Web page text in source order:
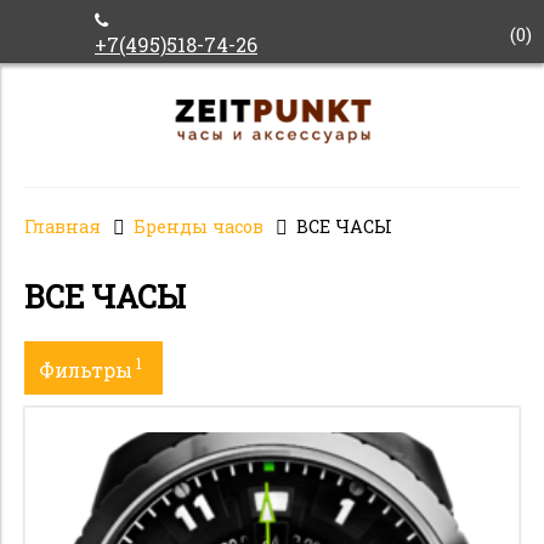
+7(495)518-74-26 (0)
Главная Бренды часов ВСЕ ЧАСЫ
ВСЕ ЧАСЫ
Фильтры 1
Механизм
Материал корпуса